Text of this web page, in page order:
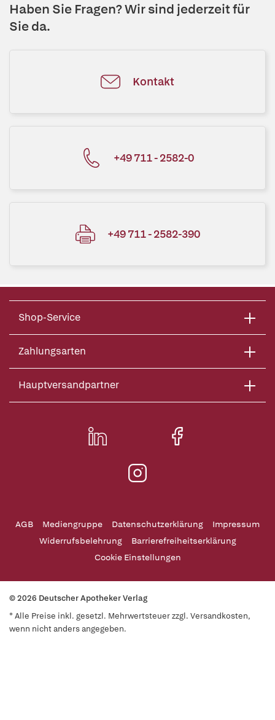
Haben Sie Fragen? Wir sind jederzeit für
Sie da.
Kontakt
+49 711 - 2582-0
+49 711 - 2582-390
Shop-Service
Zahlungsarten
Hauptversandpartner
AGB Mediengruppe Datenschutzerklärung
Impressum
Widerrufsbelehrung
Barrierefreiheitserklärung
Cookie Einstellungen
© 2026 Deutscher Apotheker Verlag
* Alle Preise inkl. gesetzl. Mehrwertsteuer zzgl. Versandkosten,
wenn nicht anders angegeben.